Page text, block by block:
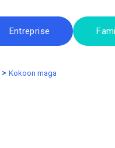
Entreprise
kokoon maga